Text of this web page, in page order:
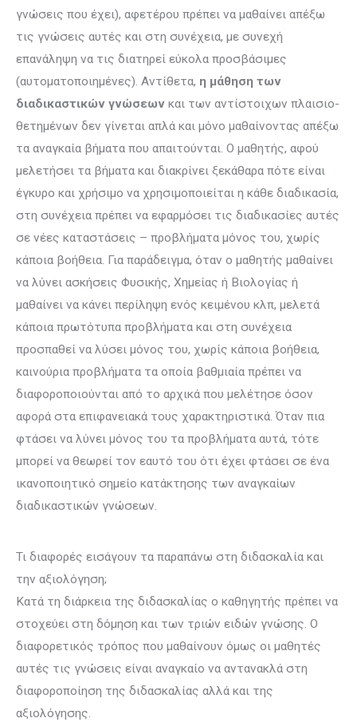
γνώσεις που έχει), αφετέρου πρέπει να μαθαίνει απέξω
τις γνώσεις αυτές και στη συνέχεια, με συνεχή
επανάληψη να τις διατηρεί εύκολα προσβάσιμες
(αυτοματοποιημένες). Αντίθετα, η μάθηση των
διαδικαστικών γνώσεων και των αντίστοιχων πλαι­σιο­
θετημένων δεν γίνεται απλά και μόνο μαθαίνοντας απέξω
τα αναγκαία βήματα που απαιτούνται. Ο μαθη­τής, αφού
μελετήσει τα βήματα και διακρίνει ξεκάθαρα πότε είναι
έγκυρο και χρήσιμο να χρησιμοποιείται η κάθε διαδικασία,
στη συνέχεια πρέπει να εφαρμόσει τις διαδικασίες αυτές
σε νέες καταστάσεις – προβλήματα μόνος του, χωρίς
κάποια βοήθεια. Για παράδειγμα, όταν ο μαθητής μαθαίνει
να λύνει ασκήσεις Φυσικής, Χημείας ή Βιολογίας ή
μαθαίνει να κάνει περίληψη ενός κειμένου κλπ, μελετά
κάποια πρωτότυπα προβλή­ματα και στη συνέχεια
προσπαθεί να λύσει μόνος του, χωρίς κάποια βοήθεια,
καινούρια προβλήματα τα οποία βαθμιαία πρέπει να
διαφοροποι­ούνται από το αρχικά που μελέτησε όσον
αφορά στα επιφανειακά τους χαρακτηριστικά. Όταν πια
φτάσει να λύνει μόνος του τα προβλήματα αυτά, τότε
μπορεί να θεωρεί τον εαυτό του ότι έχει φτάσει σε ένα
ικανοποιητικό σημείο κατάκτησης των αναγκαίων
διαδικα­στικών γνώσεων.
Τι διαφορές εισάγουν τα παραπάνω στη διδασκαλία και
την αξιολόγηση;
Κατά τη διάρκεια της διδασκαλίας ο καθηγητής πρέπει να
στοχεύει στη δόμηση και των τριών ειδών γνώσης. Ο
διαφορετικός τρόπος που μαθαίνουν όμως οι μαθητές
αυτές τις γνώσεις είναι αναγκαίο να αντανακλά στη
διαφοροποί­ηση της διδασκαλίας αλλά και της
αξιολόγησης.